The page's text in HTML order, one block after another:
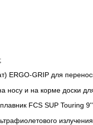
ERGO-GRIP для
носу и на корме доски
FCS SUP Touring